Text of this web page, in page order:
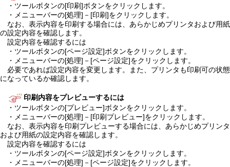
・ツールボタンの[印刷]ボタンをクリックします。
・メニューバーの[処理]－[印刷]をクリックします。
なお、表示内容を印刷する場合には、あらかじめプリンタおよび用紙
の設定内容を確認します。
設定内容を確認するには
・ツールボタンの[ページ設定]ボタンをクリックします。
・メニューバーの[処理]－[ページ設定]をクリックします。
必要であれば設定内容を変更します。また、プリンタも印刷可の状態
になっているか確認します。
印刷内容をプレビューするには
・ツールボタンの[プレビュー]ボタンをクリックします。
・メニューバーの[処理]－[印刷プレビュー]をクリックします。
なお、表示内容を印刷プレビューする場合には、あらかじめプリンタ
および用紙の設定内容を確認します。
設定内容を確認するには
・ツールボタンの[ページ設定]ボタンをクリックします。
・メニューバーの[処理]－[ページ設定]をクリックします。